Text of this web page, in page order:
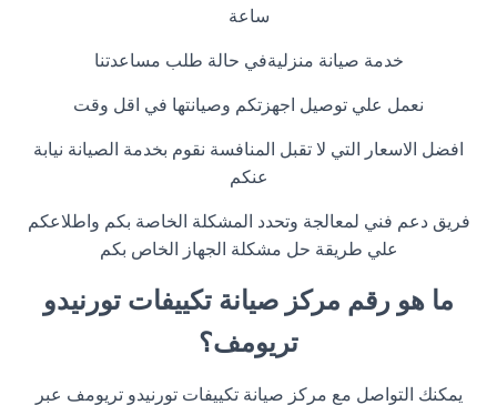
ساعة
خدمة صيانة منزليةفي حالة طلب مساعدتنا
نعمل علي توصيل اجهزتكم وصيانتها في اقل وقت
افضل الاسعار التي لا تقبل المنافسة نقوم بخدمة الصيانة نيابة
عنكم
فريق دعم فني لمعالجة وتحدد المشكلة الخاصة بكم واطلاعكم
علي طريقة حل مشكلة الجهاز الخاص بكم
ما هو رقم مركز صيانة تكييفات تورنيدو
تريومف؟
يمكنك التواصل مع مركز صيانة تكييفات تورنيدو تريومف عبر